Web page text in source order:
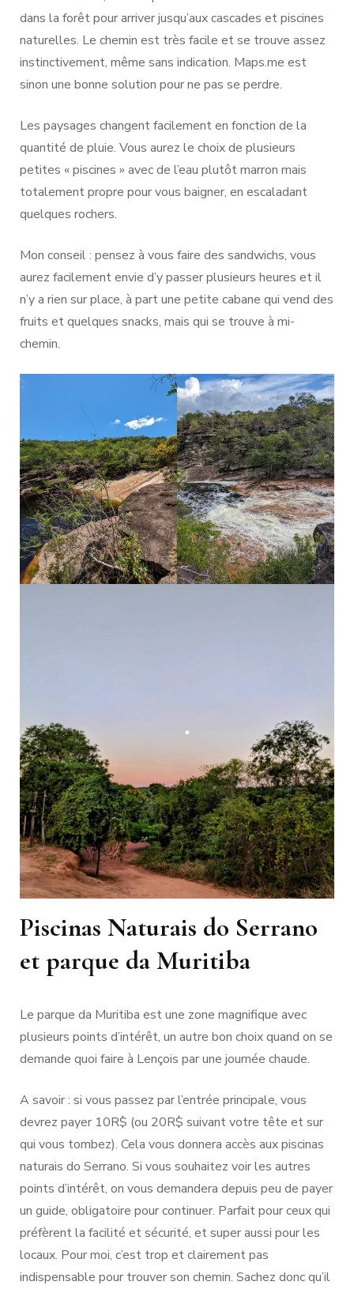
dans la forêt pour arriver jusqu’aux cascades et piscines
naturelles. Le chemin est très facile et se trouve assez
instinctivement, même sans indication. Maps.me est
sinon une bonne solution pour ne pas se perdre.
Les paysages changent facilement en fonction de la
quantité de pluie. Vous aurez le choix de plusieurs
petites « piscines » avec de l’eau plutôt marron mais
totalement propre pour vous baigner, en escaladant
quelques rochers.
Mon conseil : pensez à vous faire des sandwichs, vous
aurez facilement envie d’y passer plusieurs heures et il
n’y a rien sur place, à part une petite cabane qui vend des
fruits et quelques snacks, mais qui se trouve à mi-
chemin.
Piscinas Naturais do Serrano
et parque da Muritiba
Le parque da Muritiba est une zone magnifique avec
plusieurs points d’intérêt, un autre bon choix quand on se
demande quoi faire à Lençois par une journée chaude.
A savoir : si vous passez par l’entrée principale, vous
devrez payer 10R$ (ou 20R$ suivant votre tête et sur
qui vous tombez). Cela vous donnera accès aux piscinas
naturais do Serrano. Si vous souhaitez voir les autres
points d’intérêt, on vous demandera depuis peu de payer
un guide, obligatoire pour continuer. Parfait pour ceux qui
préfèrent la facilité et sécurité, et super aussi pour les
locaux. Pour moi, c’est trop et clairement pas
indispensable pour trouver son chemin. Sachez donc qu’il